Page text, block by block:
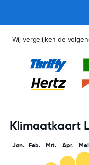
Wij vergelijken de
Klimaatkaart
Jan. Feb. Mrt. Apr.